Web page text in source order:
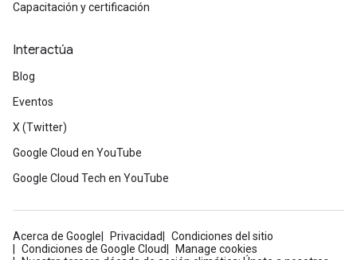
Capacitación y certificación
Interactúa
Blog
Eventos
X (Twitter)
Google Cloud en YouTube
Google Cloud Tech en YouTube
Acerca de Google Privacidad
Condiciones del sitio
Condiciones de Google Cloud
Manage cookies